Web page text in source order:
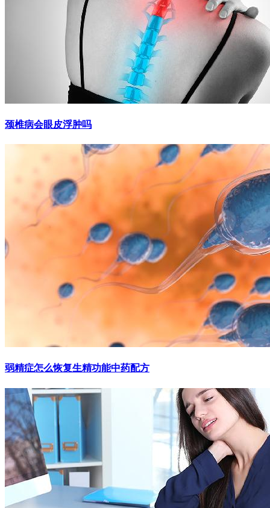
颈椎病会眼皮浮肿吗
弱精症怎么恢复生精功能中药配方